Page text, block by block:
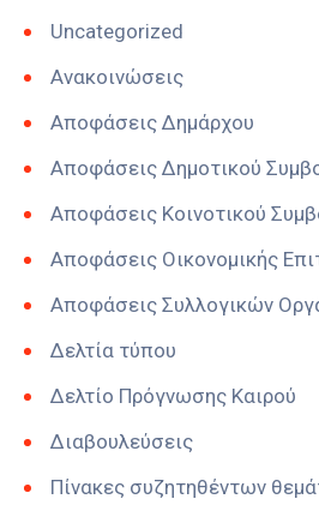
Uncategorized
Ανακοινώσεις
Αποφάσεις Δημάρχου
Αποφάσεις Δημοτικού
Αποφάσεις Κοινοτικού
Αποφάσεις Οικονομικής
Αποφάσεις Συλλογικών
Δελτία τύπου
Δελτίο Πρόγνωσης Καιρού
Διαβουλεύσεις
Πίνακες συζητηθέντων